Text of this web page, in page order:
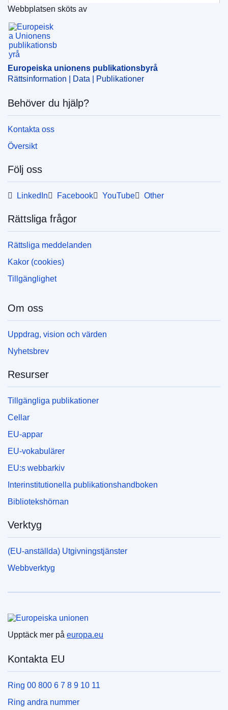
(Europeiska unionens råd
Ämne:allmän säkerhet
CELEX : 32018D1662
OJ : JOL_2018_278_R_0005
Europeiska unionens publikationsbyrå
Webbplatsen sköts av
Europeiska unionens publikationsbyrå
Rättsinformation | Data | Publikationer
Behöver du hjälp?
Kontakta oss
Översikt
Följ oss
LinkedIn Facebook YouTube Other
Rättsliga frågor
Rättsliga meddelanden
Kakor (cookies)
Tillgänglighet
Om oss
Uppdrag, vision och värden
Nyhetsbrev
Resurser
Tillgängliga publikationer
Cellar
EU-appar
EU-vokabulärer
EU:s webbarkiv
Interinstitutionella publikationshandboken
Bibliotekshörnan
Verktyg
(EU-anställda) Utgivningstjänster
Webbverktyg
Upptäck mer på europa.eu
Kontakta EU
Ring 00 800 6 7 8 9 10 11
Ring andra nummer